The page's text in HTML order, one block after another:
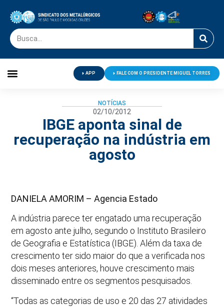
APP FALE COM O PRESIDENTE MIGUEL TORRES
NOTÍCIAS
02/10/2012
IBGE aponta sinal de
recuperação na indústria em
agosto
DANIELA AMORIM – Agencia Estado
A indústria parece ter engatado uma recuperação
em agosto ante julho, segundo o Instituto Brasileiro
de Geografia e Estatística (IBGE). Além da taxa de
crescimento ter sido maior do que a verificada nos
dois meses anteriores, houve crescimento mais
disseminado entre os segmentos pesquisados.
“Todas as categorias de uso e 20 das 27 atividades